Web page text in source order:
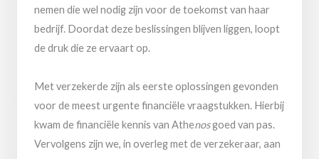
nemen die wel nodig zijn voor de toekomst van haar
bedrijf. Doordat deze beslissingen blijven liggen, loopt
de druk die ze ervaart op.
Met verzekerde zijn als eerste oplossingen gevonden
voor de meest urgente financiële vraagstukken. Hierbij
kwam de financiële kennis van Athenosgoed van pas.
Vervolgens zijn we, in overleg met de verzekeraar, aan